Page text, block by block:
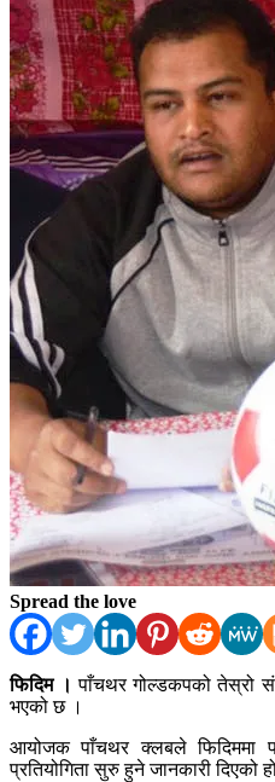
Spread the love
फिदिम । पाँचथर गोल्डकपको तेस्रो
भएको छ ।
आयोजक पाँचथर क्लबले फिदिममा
प्रतियोगिता सुरु हुने जानकारी दिएको